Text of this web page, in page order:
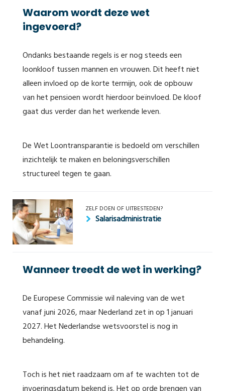
Waarom wordt deze wet
ingevoerd?
Ondanks bestaande regels is er nog steeds een
loonkloof tussen mannen en vrouwen. Dit heeft niet
alleen invloed op de korte termijn, ook de opbouw
van het pensioen wordt hierdoor beïnvloed. De kloof
gaat dus verder dan het werkende leven.
De Wet Loontransparantie is bedoeld om verschillen
inzichtelijk te maken en beloningsverschillen
structureel tegen te gaan.
ZELF DOEN OF UITBESTEDEN?
Salarisadministratie
Wanneer treedt de wet in werking?
De Europese Commissie wil naleving van de wet
vanaf juni 2026, maar Nederland zet in op 1 januari
2027. Het Nederlandse wetsvoorstel is nog in
behandeling.
Toch is het niet raadzaam om af te wachten tot de